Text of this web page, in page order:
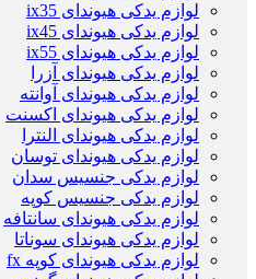
لوازم یدکی هیوندای ix35
لوازم یدکی هیوندای ix45
لوازم یدکی هیوندای ix55
لوازم یدکی هیوندای آزرا
لوازم یدکی هیوندای آوانته
لوازم یدکی هیوندای اکسنت
لوازم یدکی هیوندای النترا
لوازم یدکی هیوندای توسان
لوازم یدکی جنسیس سدان
لوازم یدکی جنسیس کوپه
لوازم یدکی هیوندای سانتافه
لوازم یدکی هیوندای سوناتا
لوازم یدکی هیوندای کوپه fx